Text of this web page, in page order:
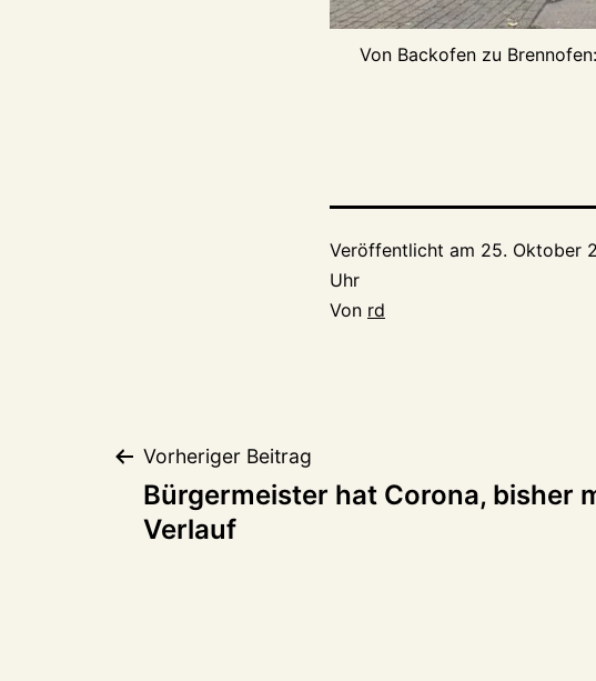
Von Backofen zu
Veröffentlicht am 25. Oktober
Uhr
Von rd
Beitragsnavigation
Vorheriger Beitrag
Bürgermeister hat Corona, bisher
Verlauf